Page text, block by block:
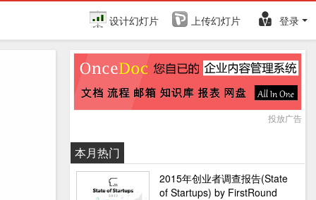
设计幻灯片 上传幻灯片 登录
投放广告
本月热门
2015年创业者调查报告(State
of Startups) by FirstRound